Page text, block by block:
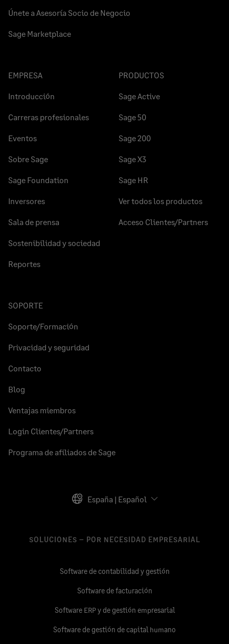
Únete a Asesoría Socio de Negocio
Sage Marketplace
EMPRESA
Introducción
Carreras profesionales
Eventos
Sobre Sage
Sage Foundation
Inversores
Sala de prensa
Sostenibilidad y sociedad
Reportes
PRODUCTOS
Sage Active
Sage 50
Sage 200
Sage X3
Sage HR
Ver todos los productos
Acceso Clientes/Partners
SOPORTE
Soporte/Formación
Privacidad y seguridad
Contacto
Blog
Ventajas miembros
Login Clientes/Partners
Programa de afiliados de Sage
España | Español
SOLUCIONES – POR NECESIDAD EMPRESARIAL
Software de contabilidad y gestión
Software de facturación
Software ERP y de gestión empresarial
Software de gestión de capital humano